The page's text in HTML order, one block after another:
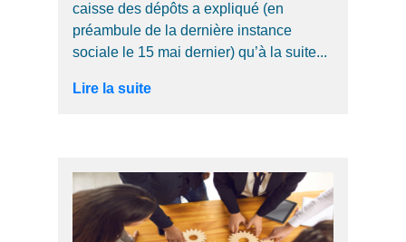
caisse des dépôts a expliqué (en
préambule de la dernière instance
sociale le 15 mai dernier) qu’à la suite...
Lire la suite